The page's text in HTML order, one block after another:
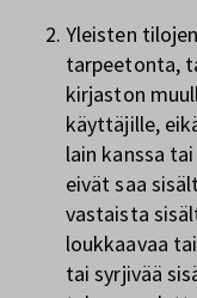
Yleisten
tarpeetonta,
kirjaston
käyttäjille,
lain kanssa
eivät saa
vastaista
loukkaavaa
tai syrjivää